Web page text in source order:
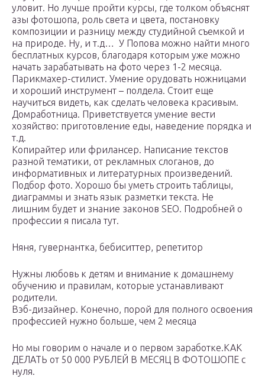
уловит. Но лучше пройти курсы, где толком объяснят
азы фотошопа, роль света и цвета, постановку
композиции и разницу между студийной съемкой и
на природе. Ну, и т.д… У Попова можно найти много
бесплатных курсов, благодаря которым уже можно
начать зарабатывать на фото через 1-2 месяца.
Парикмахер-стилист. Умение орудовать ножницами
и хороший инструмент – полдела. Стоит еще
научиться видеть, как сделать человека красивым.
Домработница. Приветствуется умение вести
хозяйство: приготовление еды, наведение порядка и
т.д.
Копирайтер или фрилансер. Написание текстов
разной тематики, от рекламных слоганов, до
информативных и литературных произведений.
Подбор фото. Хорошо бы уметь строить таблицы,
диаграммы и знать язык разметки текста. Не
лишним будет и знание законов SEO. Подробней о
профессии я писала тут.
Няня, гувернантка, бебиситтер, репетитор
Нужны любовь к детям и внимание к домашнему
обучению и правилам, которые устанавливают
родители.
Вэб-дизайнер. Конечно, порой для полного освоения
профессией нужно больше, чем 2 месяца
Но мы говорим о начале и о первом заработке.КАК
ДЕЛАТЬ от 50 000 РУБЛЕЙ В МЕСЯЦ В ФОТОШОПЕ с
нуля.